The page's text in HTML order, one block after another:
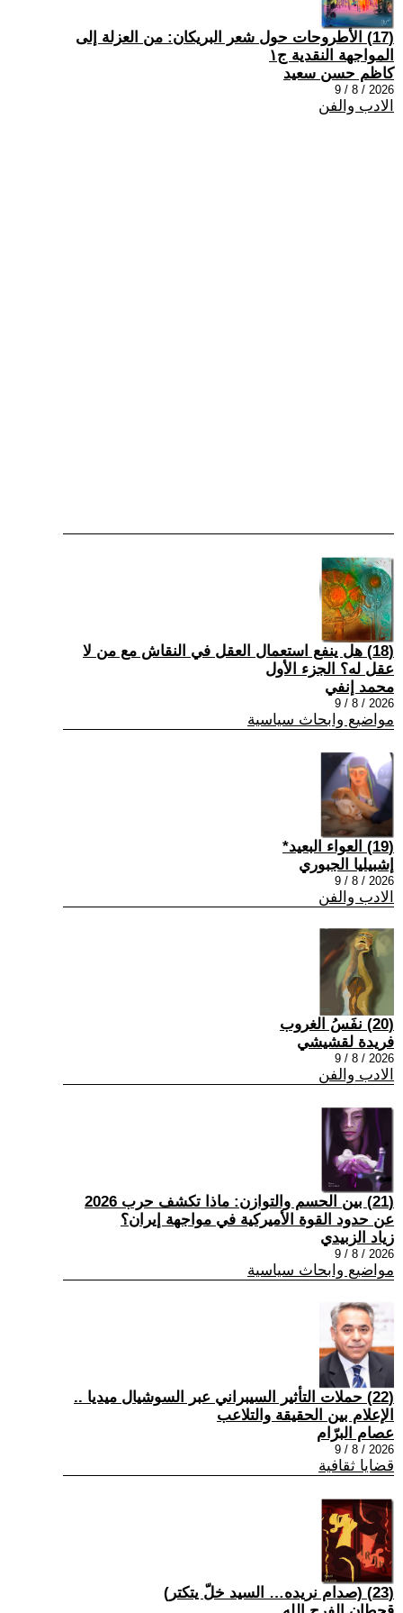
(17) الأطروحات حول شعر البريكان: من العزلة إلى
المواجهة النقدية ج١
كاظم حسن سعيد
2026 / 8 / 9
الادب والفن
(18) هل ينفع استعمال العقل في النقاش مع من لا
عقل له؟ الجزء الأول
محمد إنفي
2026 / 8 / 9
مواضيع وابحاث سياسية
(19) العواء البعيد*
إشبيليا الجبوري
2026 / 8 / 9
الادب والفن
(20) نفَسُ الغروب
فريدة لقشيشي
2026 / 8 / 9
الادب والفن
(21) بين الحسم والتوازن: ماذا تكشف حرب 2026
عن حدود القوة الأميركية في مواجهة إيران؟
زياد الزبيدي
2026 / 8 / 9
مواضيع وابحاث سياسية
(22) حملات التأثير السيبراني عبر السوشيال ميديا ..
الإعلام بين الحقيقة والتلاعب
عصام البرّام
2026 / 8 / 9
قضايا ثقافية
(23) (صدام نريده… السيد خلّ يتكتر)